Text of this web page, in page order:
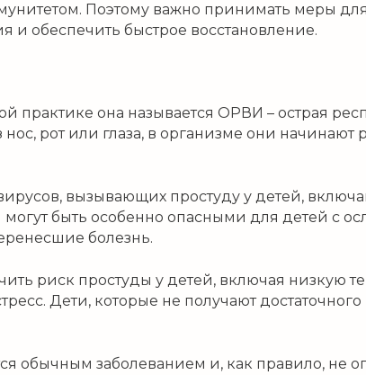
Поэтому важно принимать меры
и обеспечить быстрое восстановление.
практике она называется ОРВИ – острая
рот или глаза, в организме они
вызывающих простуду у детей,
быть особенно опасными для детей с
болезнь.
риск простуды у детей, включая низкую
Дети, которые не получают
обычным заболеванием и, как правило, не